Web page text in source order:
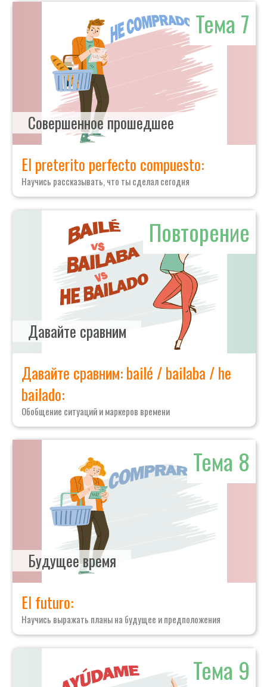
Тема 7
Совершенное прошедшее
El preterito perfecto compuesto:
Научись рассказывать, что ты сделал сегодня
Повторение
Давайте сравним
Давайте сравним: bailé / bailaba / he
bailado:
Обобщение ситуаций и маркеров времени
Тема 8
Будущее время
El futuro:
Научись выражать планы на будущее и предположения
Тема 9